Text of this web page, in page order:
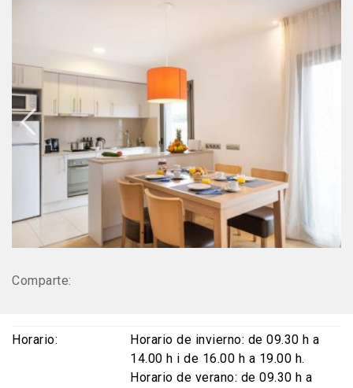
Comparte:
Horario
Horario de invierno: de 09.30 h a
14.00 h i de 16.00 h a 19.00 h.
Horario de verano: de 09.30 h a